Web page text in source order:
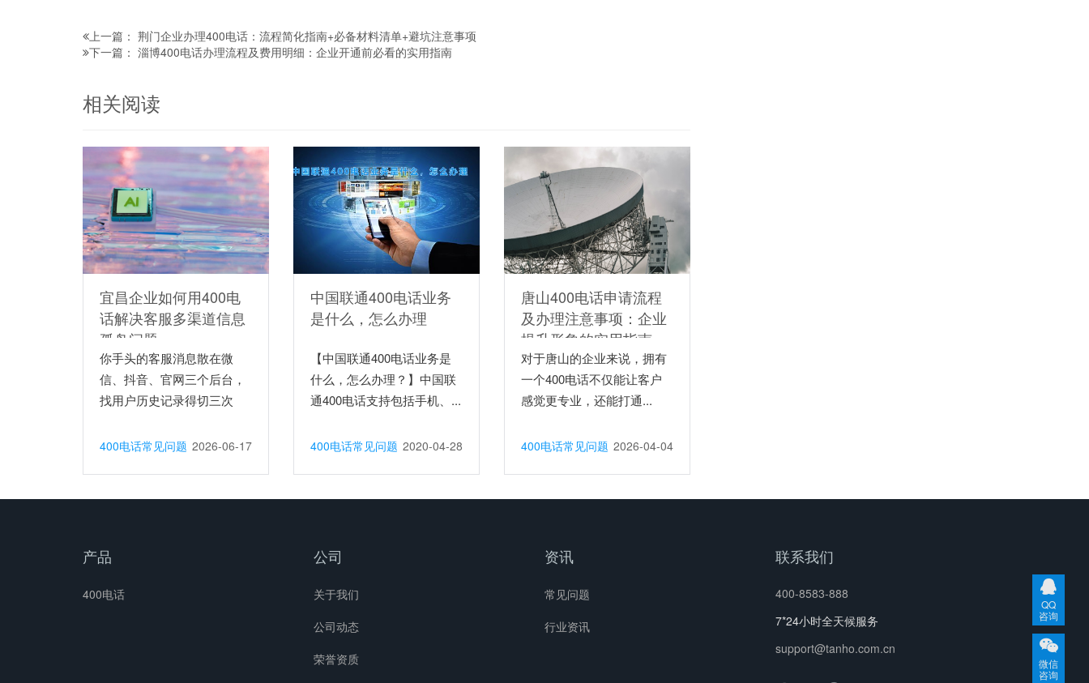
上一篇： 荆门企业办理400电话：流程简化指南+必备材料清单+避坑注意事项
下一篇： 淄博400电话办理流程及费用明细：企业开通前必看的实用指南
相关阅读
宜昌企业如何用400电
话解决客服多渠道信息
孤岛问题
你手头的客服消息散在微
信、抖音、官网三个后台，
找用户历史记录得切三次
400电话常见问题 2026-06-17
中国联通400电话业务
是什么，怎么办理
【中国联通400电话业务是
什么，怎么办理？】中国联
通400电话支持包括手机、...
400电话常见问题 2020-04-28
唐山400电话申请流程
及办理注意事项：企业
提升形象的实用指南
对于唐山的企业来说，拥有
一个400电话不仅能让客户
感觉更专业，还能打通...
400电话常见问题 2026-04-04
产品
400电话
公司
关于我们
公司动态
荣誉资质
资讯
常见问题
行业资讯
联系我们
400-8583-888
7*24小时全天候服务
support@tanho.com.cn
QQ
咨询
微信
咨询